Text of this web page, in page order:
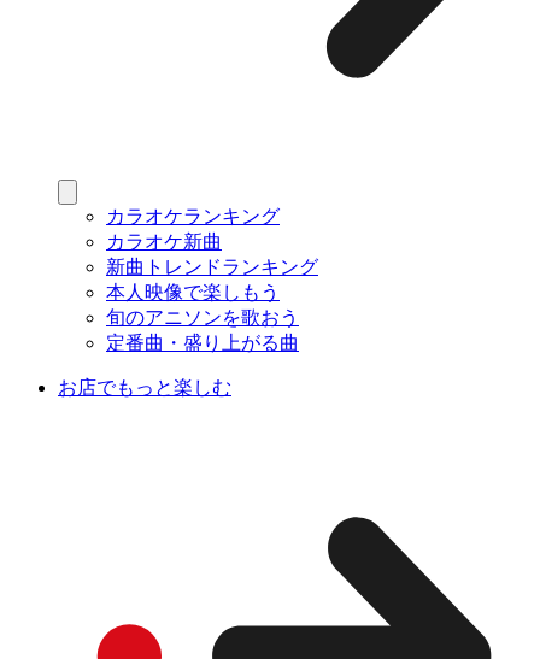
カラオケランキング
カラオケ新曲
新曲トレンドランキング
本人映像で楽しもう
旬のアニソンを歌おう
定番曲・盛り上がる曲
お店でもっと楽しむ